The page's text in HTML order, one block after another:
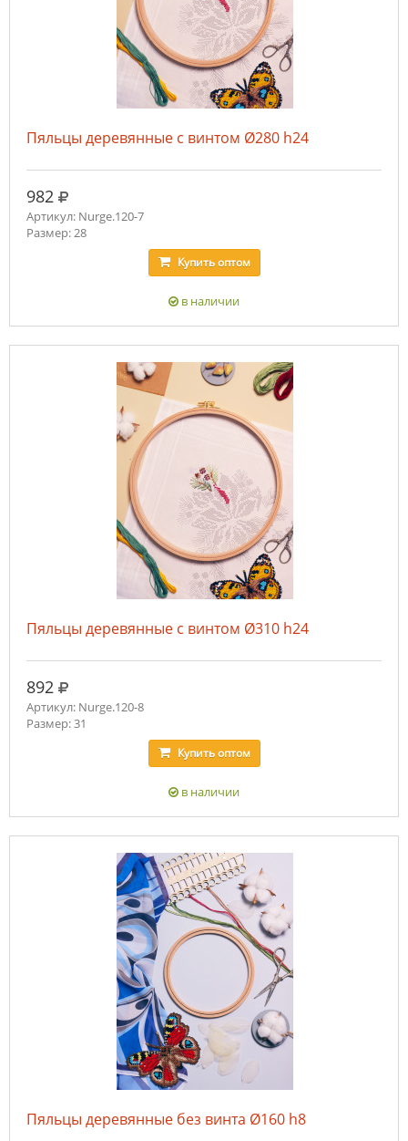
Пяльцы деревянные с винтом Ø280 h24
982 руб.
Артикул: Nurge.120-7
Размер: 28
Купитьоптом
в наличии
Пяльцы деревянные с винтом Ø310 h24
892 руб.
Артикул: Nurge.120-8
Размер: 31
Купитьоптом
в наличии
Пяльцы деревянные без винта Ø160 h8